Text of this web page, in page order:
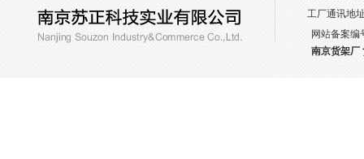
工厂通讯地
网站备案编
南京货架厂